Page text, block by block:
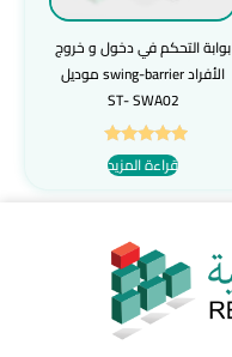
بوابة التحكم في دخول و خروج
الأفراد swing-barrier موديل
ST- SWA02
تم التقييم
5.00
قراءة المزيد